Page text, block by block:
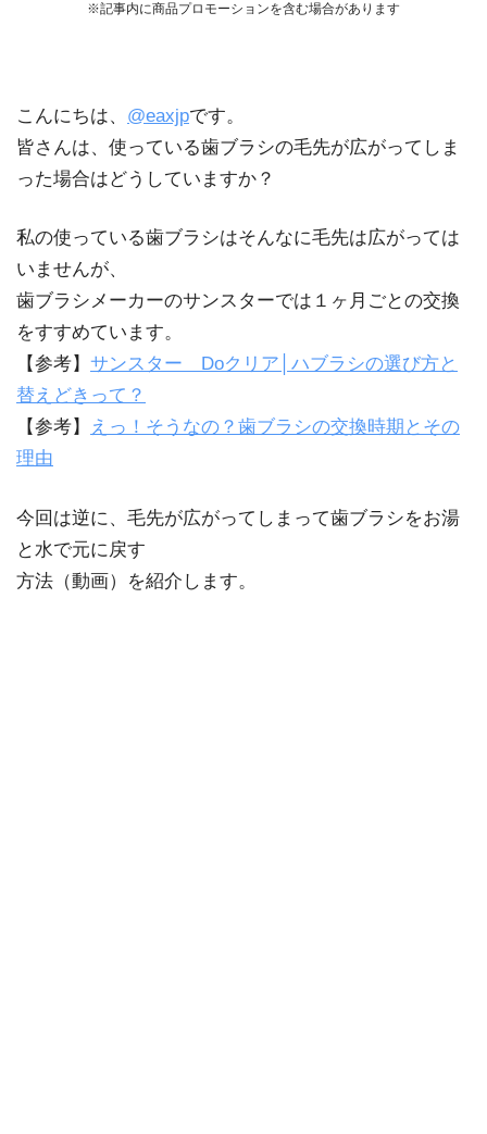
※記事内に商品プロモーションを含む場合があります
こんにちは、 @eaxjpです。
皆さんは、使っている歯ブラシの毛先が広がってしま
った場合はどうしていますか？
私の使っている歯ブラシはそんなに毛先は広がっては
いませんが、
歯ブラシメーカーのサンスターでは１ヶ月ごとの交換
をすすめています。
【参考】 サンスター Doクリア│ハブラシの選び方と
替えどきって？
【参考】
えっ！そうなの？歯ブラシの交換時期とその
理由
今回は逆に、毛先が広がってしまって歯ブラシをお湯
と水で元に戻す
方法（動画）を紹介します。